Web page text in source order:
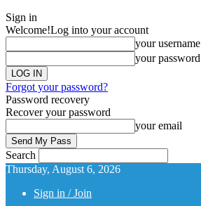
Sign in
Welcome!Log into your account
your username
your password
Forgot your password?
Password recovery
Recover your password
your email
Search
Thursday, August 6, 2026
Sign in / Join